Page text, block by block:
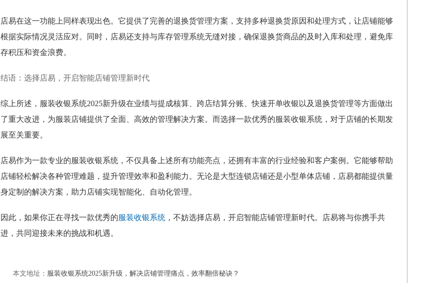
店易在这一功能上同样表现出色。它提供了完善的退换货管理方案，支持多种退换货原因和处理方式，让店铺能够
根据实际情况灵活应对。同时，店易还支持与库存管理系统无缝对接，确保退换货商品的及时入库和处理，避免库
存积压和资金浪费。
结语：选择店易，开启智能店铺管理新时代
综上所述，服装收银系统2025新升级在业绩与提成核算、跨店结算分账、快速开单收银以及退换货管理等方面做出
了重大改进，为服装店铺提供了全面、高效的管理解决方案。而选择一款优秀的服装收银系统，对于店铺的长期发
展至关重要。
店易作为一款专业的服装收银系统，不仅具备上述所有功能亮点，还拥有丰富的行业经验和客户案例。它能够帮助
店铺轻松解决各种管理难题，提升管理效率和盈利能力。无论是大型连锁店铺还是小型单体店铺，店易都能提供量
身定制的解决方案，助力店铺实现智能化、自动化管理。
因此，如果你正在寻找一款优秀的服装收银系统，不妨选择店易，开启智能店铺管理新时代。店易将与你携手共
进，共同迎接未来的挑战和机遇。
本文地址： 服装收银系统2025新升级，解决店铺管理痛点，效率翻倍秘诀？